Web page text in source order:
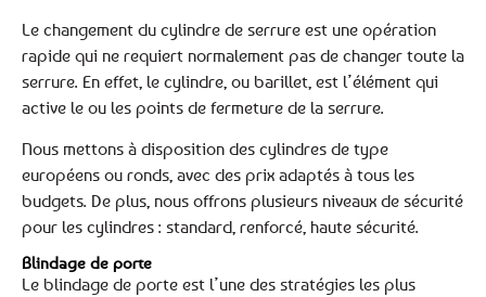
Le changement du cylindre de serrure est une opération
rapide qui ne requiert normalement pas de changer toute la
serrure. En effet, le cylindre, ou barillet, est l’élément qui
active le ou les points de fermeture de la serrure.
Nous mettons à disposition des cylindres de type
européens ou ronds, avec des prix adaptés à tous les
budgets. De plus, nous offrons plusieurs niveaux de sécurité
pour les cylindres : standard, renforcé, haute sécurité.
Blindage de porte
Le blindage de porte est l’une des stratégies les plus